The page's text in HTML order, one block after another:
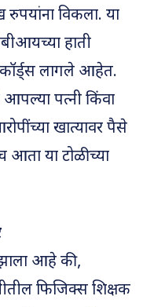
रुपयांना विकला. या
हाती
लागले आहेत.
पत्नी किंवा
खात्यावर पैसे
आता या टोळीच्या
आहे की,
फिजिक्स शिक्षक